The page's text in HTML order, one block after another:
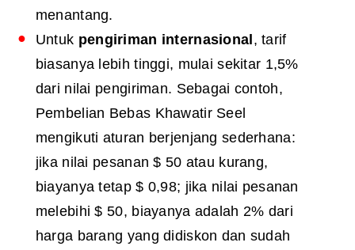
menantang.
Untuk pengiriman internasional , tarif
biasanya lebih tinggi, mulai sekitar 1,5%
dari nilai pengiriman. Sebagai contoh,
Pembelian Bebas Khawatir Seel
mengikuti aturan berjenjang sederhana:
jika nilai pesanan $ 50 atau kurang,
biayanya tetap $ 0,98; jika nilai pesanan
melebihi $ 50, biayanya adalah 2% dari
harga barang yang didiskon dan sudah